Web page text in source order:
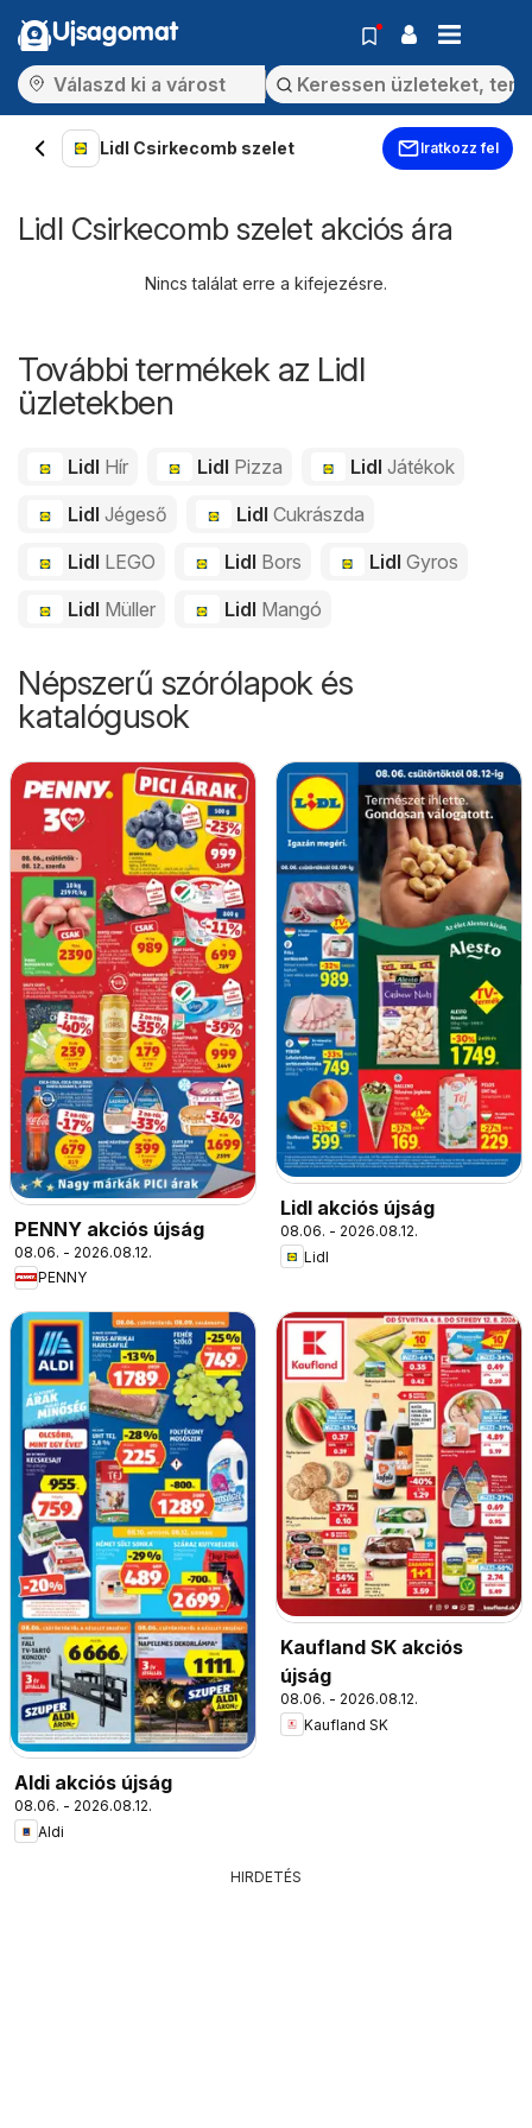
Ujsagomat
Lidl Csirkecomb szelet Iratkozz fel
Lidl Csirkecomb szelet akciós ára
Nincs találat erre a kifejezésre.
További termékek az Lidl
üzletekben
Lidl Hír Lidl Pizza LidlJátékok
Lidl Jégeső Lidl Cukrászda
Lidl LEGO Lidl Bors LidlGyros
Lidl Müller Lidl Mangó
Népszerű szórólapok és
katalógusok
PENNY akciós újság
08.06. - 2026.08.12.
PENNY
Lidl akciós újság
08.06. - 2026.08.12.
Lidl
Aldi akciós újság
08.06. - 2026.08.12.
Aldi
Kaufland SK akciós
újság
08.06. - 2026.08.12.
Kaufland SK
HIRDETÉS